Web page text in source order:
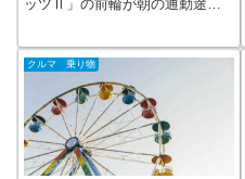
ッツⅡ」の前輪が朝の通勤途中
換 その後 お次はタイアツル
ツルなのは半年も前から分って
いたはずで、早く換えときゃい
いものを、面倒がって
クルマ 乗り物